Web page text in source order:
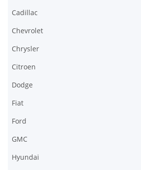
Cadillac
Chevrolet
Chrysler
Citroen
Dodge
Fiat
Ford
GMC
Hyundai